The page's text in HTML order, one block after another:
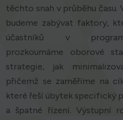
těchto snah v průběhu
budeme zabývat faktory,
účastníků v
prozkoumáme oborové
strategie, jak
přičemž se zaměříme na
které řeší úbytek specifický
a špatné řízení. Výstupní